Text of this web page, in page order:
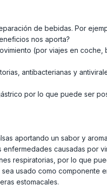
de bebidas. Por
nos aporta?
(por viajes en
antibacterianas y
por lo que puede ser
aportando un sabor y
causadas por
respiratorias, por lo que
sea usado como componente
estomacales.